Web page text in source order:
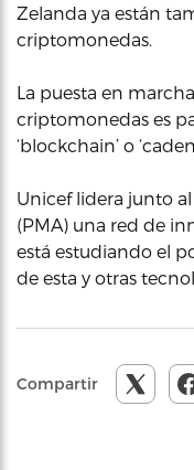
Zelanda ya están
criptomonedas.
La puesta en
criptomonedas es
‘blockchain’ o
Unicef lidera junto
(PMA) una red de
está estudiando el
de esta y otras
Compartir